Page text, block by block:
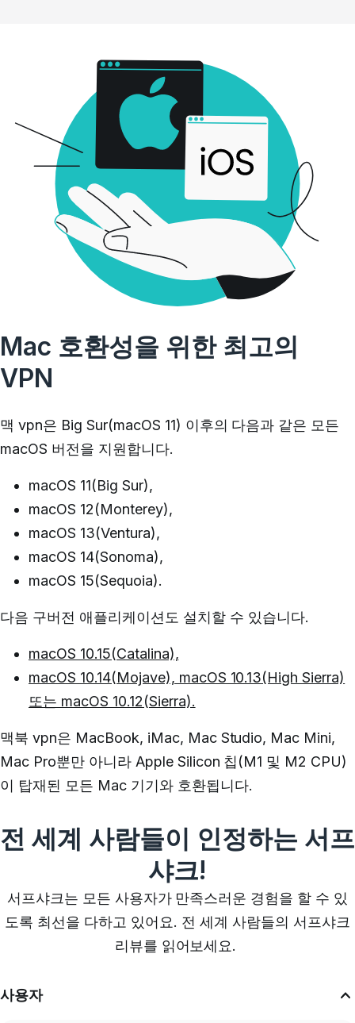
Mac 호환성을 위한 최고의
VPN
맥 vpn은 Big Sur(macOS 11) 이후의 다음과 같은 모든
macOS 버전을 지원합니다.
macOS 11(Big Sur),
macOS 12(Monterey),
macOS 13(Ventura),
macOS 14(Sonoma),
macOS 15(Sequoia).
다음 구버전 애플리케이션도 설치할 수 있습니다.
macOS 10.15(Catalina),
macOS 10.14(Mojave), macOS 10.13(High Sierra)
또는 macOS 10.12(Sierra).
맥북 vpn은 MacBook, iMac, Mac Studio, Mac Mini,
Mac Pro뿐만 아니라 Apple Silicon 칩(M1 및 M2 CPU)
이 탑재된 모든 Mac 기기와 호환됩니다.
전 세계 사람들이 인정하는 서프
샤크!
서프샤크는 모든 사용자가 만족스러운 경험을 할 수 있
도록 최선을 다하고 있어요. 전 세계 사람들의 서프샤크
리뷰를 읽어보세요.
사용자